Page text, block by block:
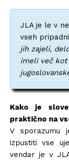
JLA je le v
vseh
jih zajeli,
imeli več kot
Kako je
praktično na
V sporazumu
izpustiti vse
vendar je v